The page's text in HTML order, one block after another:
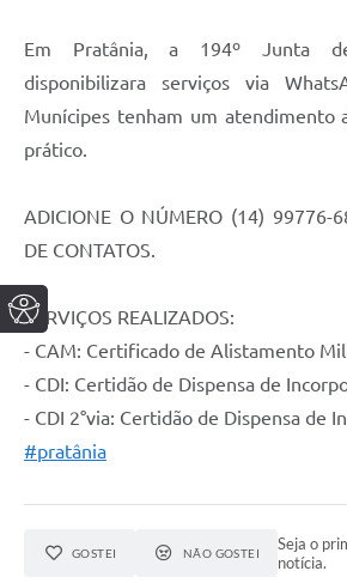
Em Pratânia, a 194º Junta
disponibilizara serviços via
Munícipes tenham um atendimento
prático.
ADICIONE O NÚMERO (14) 99776-
DE CONTATOS.
SERVIÇOS REALIZADOS:
- CAM: Certificado de Alistamento
- CDI: Certidão de Dispensa de
- CDI 2°via: Certidão de Dispensa de
#pratânia
GOSTEI NÃO GOSTEI
Seja o
notícia.